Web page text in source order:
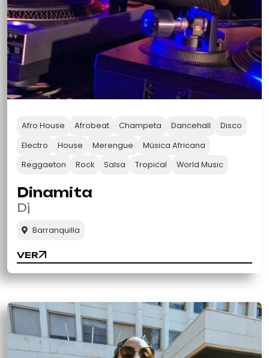
Afro House Afrobeat Champeta Dancehall
Disco
Electro
House Merengue
Música Africana
Reggaeton
Rock Salsa Tropical World Music
Dinamita
Dj
Barranquilla
VER
VER